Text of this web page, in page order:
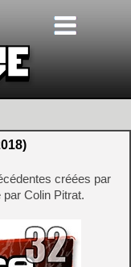
créées par
Colin Pitrat.